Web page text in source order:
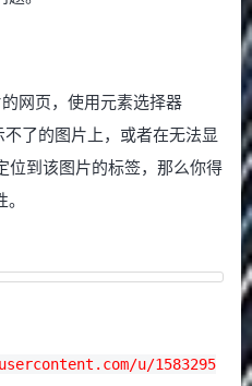
网页，使用元素选择器
不了的图片上，或者在无法显
位到该图片的标签，那么你得
u/1583295